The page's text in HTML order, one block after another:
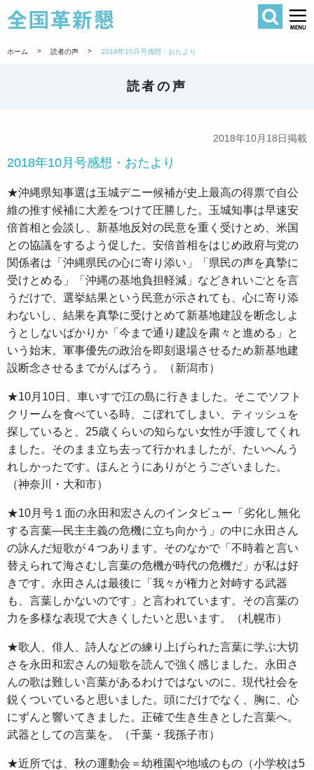
全国革新懇
検索
ホーム > 読者の声 > 2018年10月号感想・おたより
読者の声
2018年10月18日掲載
2018年10月号感想・おたより
★沖縄県知事選は玉城デニー候補が史上最高の得票で自公
維の推す候補に大差をつけて圧勝した。玉城知事は早速安
倍首相と会談し、新基地反対の民意を重く受けとめ、米国
との協議をするよう促した。安倍首相をはじめ政府与党の
関係者は「沖縄県民の心に寄り添い」「県民の声を真摯に
受けとめる」「沖縄の基地負担軽減」などきれいごとを言
うだけで、選挙結果という民意が示されても、心に寄り添
わないし、結果を真摯に受けとめて新基地建設を断念しよ
うとしないばかりか「今まで通り建設を粛々と進める」と
いう始末。軍事優先の政治を即刻退場させるため新基地建
設断念させるまでがんばろう。（新潟市）
★10月10日、車いすで江の島に行きました。そこでソフト
クリームを食べている時、こぼれてしまい、ティッシュを
探していると、25歳くらいの知らない女性が手渡してくれ
ました。そのまま立ち去って行かれましたが、たいへんう
れしかったです。ほんとうにありがとうございました。
（神奈川・大和市）
★10月号１面の永田和宏さんのインタビュー「劣化し無化
する言葉―民主主義の危機に立ち向かう」の中に永田さん
の詠んだ短歌が４つあります。そのなかで「不時着と言い
替えられて海さむし言葉の危機が時代の危機だ」が私は好
きです。永田さんは最後に「我々が権力と対峙する武器
も、言葉しかないのです」と言われています。その言葉の
力を多様な表現で大きくしたいと思います。（札幌市）
★歌人、俳人、詩人などの練り上げられた言葉に学ぶ大切
さを永田和宏さんの短歌を読んで強く感じました。永田さ
んの歌は難しい言葉があるわけではないのに、現代社会を
鋭くついていると思いました。頭にだけでなく、胸に、心
にずんと響いてきました。正確で生き生きとした言葉へ。
武器としての言葉を。（千葉・我孫子市）
★近所では、秋の運動会＝幼稚園や地域のもの（小学校は5